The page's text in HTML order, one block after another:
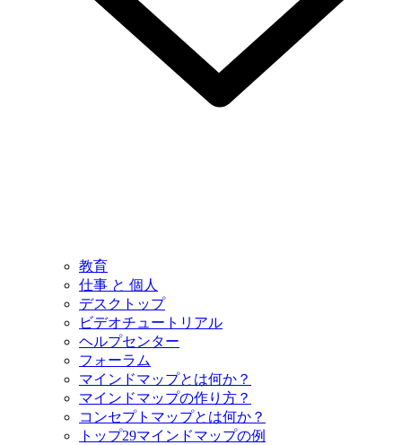
教育
仕事 と 個人
デスクトップ
ビデオチュートリアル
ヘルプセンター
フォーラム
マインドマップとは何か？
マインドマップの作り方？
コンセプトマップとは何か？
トップ29マインドマップの例